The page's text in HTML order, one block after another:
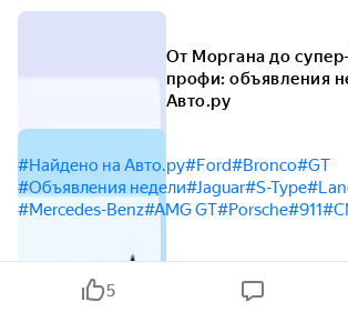
От Моргана до
профи: объявления
Авто.ру
#Найдено на Авто.ру#Ford#Bronco#GT
#Объявления недели#Jaguar#S-Type
#Mercedes-Benz#AMG GT#Porsche#911
5